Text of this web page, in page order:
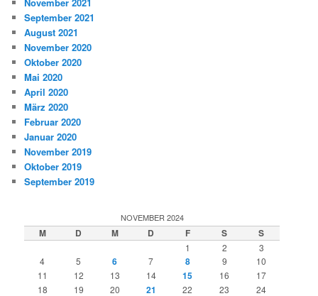
November 2021
September 2021
August 2021
November 2020
Oktober 2020
Mai 2020
April 2020
März 2020
Februar 2020
Januar 2020
November 2019
Oktober 2019
September 2019
NOVEMBER 2024
M D M D F S S
1 2
3
4
5 6 7 8 9
10
11
12 13 14 15 16
17
18
19 20 21 22 23 24